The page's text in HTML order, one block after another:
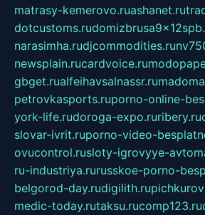
matrasy-kemerovo.ruashanet.ru
dotcustoms.ru
narasimha.rudjcommodities.ru
newsplain.rucardvoice.ru
gbget.rualfeihavsalnassr.ru
petrovkasports.ruporno-online-
york-life.rudoroga-expo.ruribery.ru
slovar-ivrit.ruporno-video-
ovucontrol.rusloty-igrovyye-
ru-industriya.rurusskoe-porno-
belgorod-day.rudigilith.ru
medic-today.rutaksu.rucomp123.ru